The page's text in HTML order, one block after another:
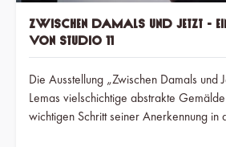
Zwischen Damals und Jetzt -
von Studio 11
Die Ausstellung „Zwischen Damals und
Lemas vielschichtige abstrakte
wichtigen Schritt seiner Anerkennung in